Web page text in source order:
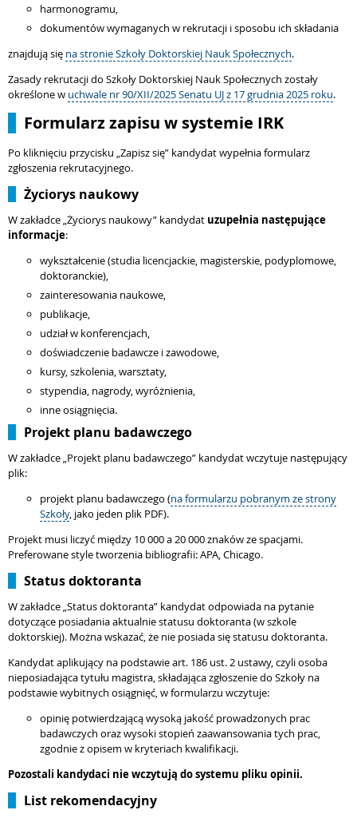
harmonogramu,
dokumentów wymaganych w rekrutacji i sposobu ich składania
znajdują się na stronie Szkoły Doktorskiej Nauk Społecznych.
Zasady rekrutacji do Szkoły Doktorskiej Nauk Społecznych zostały
określone w uchwale nr 90/XII/2025 Senatu UJ z 17 grudnia 2025 roku.
Formularz zapisu w systemie IRK
Po kliknięciu przycisku „Zapisz się” kandydat wypełnia formularz
zgłoszenia rekrutacyjnego.
Życiorys naukowy
W zakładce „Życiorys naukowy” kandydat uzupełnia następujące
informacje:
wykształcenie (studia licencjackie, magisterskie, podyplomowe,
doktoranckie),
zainteresowania naukowe,
publikacje,
udział w konferencjach,
doświadczenie badawcze i zawodowe,
kursy, szkolenia, warsztaty,
stypendia, nagrody, wyróżnienia,
inne osiągnięcia.
Projekt planu badawczego
W zakładce „Projekt planu badawczego” kandydat wczytuje następujący
plik:
projekt planu badawczego (na formularzu pobranym ze strony
Szkoły, jako jeden plik PDF).
Projekt musi liczyć między 10 000 a 20 000 znaków ze spacjami.
Preferowane style tworzenia bibliografii: APA, Chicago.
Status doktoranta
W zakładce „Status doktoranta” kandydat odpowiada na pytanie
dotyczące posiadania aktualnie statusu doktoranta (w szkole
doktorskiej). Można wskazać, że nie posiada się statusu doktoranta.
Kandydat aplikujący na podstawie art. 186 ust. 2 ustawy, czyli osoba
nieposiadająca tytułu magistra, składająca zgłoszenie do Szkoły na
podstawie wybitnych osiągnięć, w formularzu wczytuje:
opinię potwierdzającą wysoką jakość prowadzonych prac
badawczych oraz wysoki stopień zaawansowania tych prac,
zgodnie z opisem w kryteriach kwalifikacji.
Pozostali kandydaci nie wczytują do systemu pliku opinii.
List rekomendacyjny